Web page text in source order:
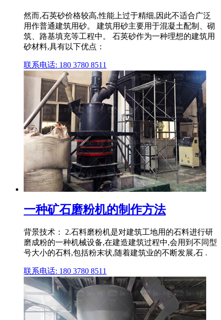
然而,石英砂价格较高,性能上过于精细,因此不适合广泛
用作普通建筑用砂。 建筑用砂主要用于混凝土配制、砌
筑、路基填充等工程中。 石英砂作为一种理想的建筑用
砂材料,具有以下优点：
联系电话: 180 3780 8511
一种矿石磨粉机的制作方法
背景技术： 2.石料磨粉机是对建筑工地用的石料进行研
磨成粉的一种机械设备,在建造建筑过程中,会用到不同型
号大小的石料,包括粉末状,随着建筑业的不断发展,石 .
联系电话: 180 3780 8511